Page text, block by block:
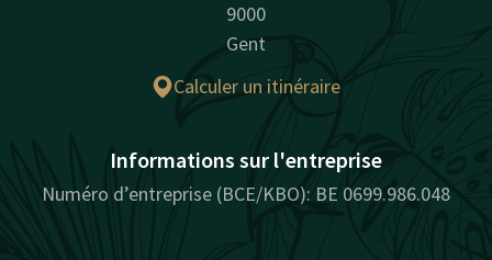
9000
Gent
Calculer un itinéraire
Informations sur l'entreprise
Numéro d’entreprise (BCE/KBO): BE 0699.986.048